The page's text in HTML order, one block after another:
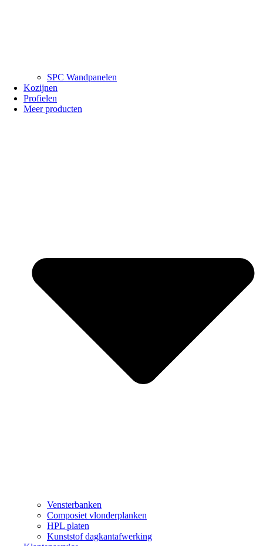
SPC Wandpanelen
Kozijnen
Profielen
Meer producten
Vensterbanken
Composiet vlonderplanken
HPL platen
Kunststof dagkantafwerking